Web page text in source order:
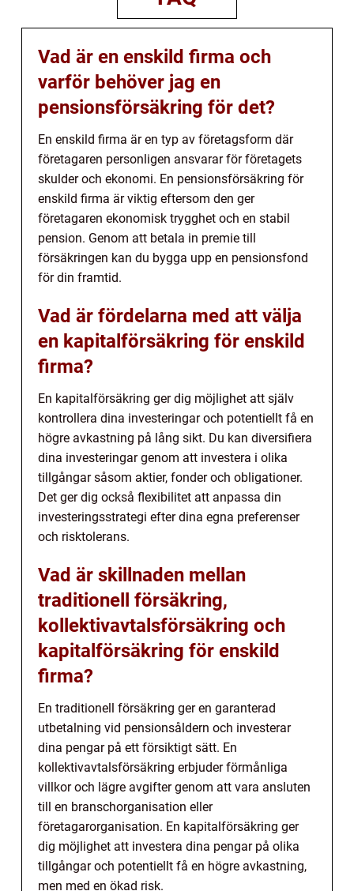
Vad är en enskild firma och
varför behöver jag en
pensionsförsäkring för det?
En enskild firma är en typ av företagsform där
företagaren personligen ansvarar för företagets
skulder och ekonomi. En pensionsförsäkring för
enskild firma är viktig eftersom den ger
företagaren ekonomisk trygghet och en stabil
pension. Genom att betala in premie till
försäkringen kan du bygga upp en pensionsfond
för din framtid.
Vad är fördelarna med att välja
en kapitalförsäkring för enskild
firma?
En kapitalförsäkring ger dig möjlighet att själv
kontrollera dina investeringar och potentiellt få en
högre avkastning på lång sikt. Du kan diversifiera
dina investeringar genom att investera i olika
tillgångar såsom aktier, fonder och obligationer.
Det ger dig också flexibilitet att anpassa din
investeringsstrategi efter dina egna preferenser
och risktolerans.
Vad är skillnaden mellan
traditionell försäkring,
kollektivavtalsförsäkring och
kapitalförsäkring för enskild
firma?
En traditionell försäkring ger en garanterad
utbetalning vid pensionsåldern och investerar
dina pengar på ett försiktigt sätt. En
kollektivavtalsförsäkring erbjuder förmånliga
villkor och lägre avgifter genom att vara ansluten
till en branschorganisation eller
företagarorganisation. En kapitalförsäkring ger
dig möjlighet att investera dina pengar på olika
tillgångar och potentiellt få en högre avkastning,
men med en ökad risk.